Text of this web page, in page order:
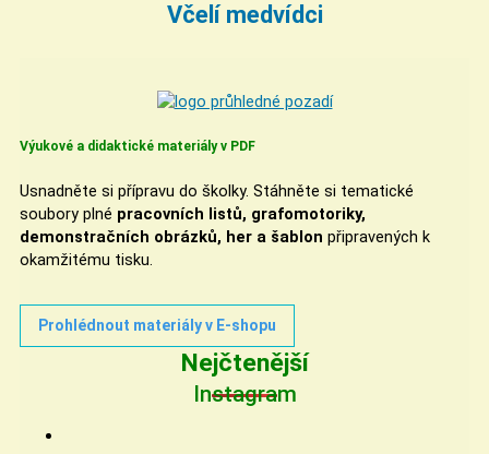
Včelí medvídci
Výukové a didaktické materiály v PDF
Usnadněte si přípravu do školky. Stáhněte si tematické
soubory plné pracovních listů, grafomotoriky,
demonstračních obrázků, her a šablon připravených k
okamžitému tisku.
Prohlédnout materiály v E-shopu
Nejčtenější
Instagram